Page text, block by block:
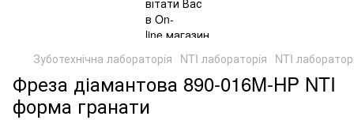
Зуботехнічна лабораторія NTI лабораторія NTI
Фреза діамантова 890-016M-HP NTI
форма гранати